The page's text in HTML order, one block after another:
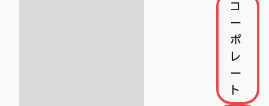
コ
ー
ポ
レ
ー
ト